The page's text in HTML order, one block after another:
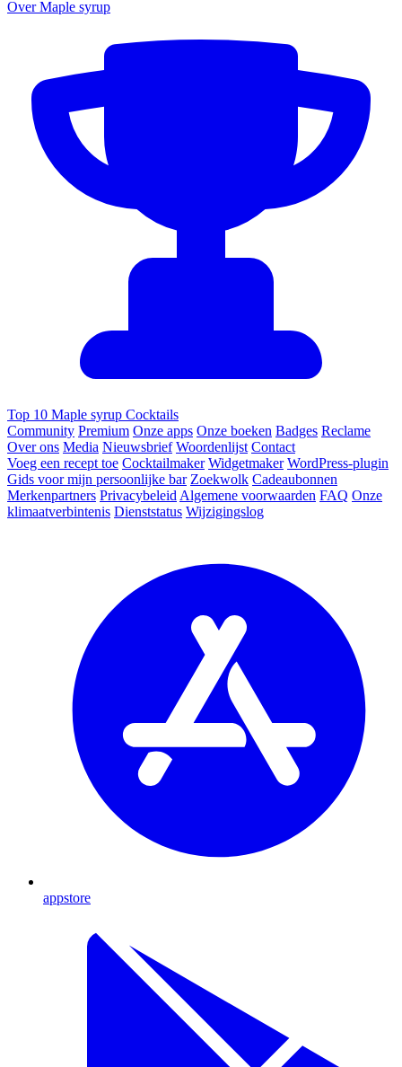
Over Maple syrup
Top 10 Maple syrup Cocktails
Community Premium Onze apps Onze boeken Badges Reclame
Over ons Media Nieuwsbrief Woordenlijst Contact
Voeg een recept toe Cocktailmaker Widgetmaker WordPress-plugin
Gids voor mijn persoonlijke bar Zoekwolk Cadeaubonnen
Merkenpartners Privacybeleid Algemene voorwaarden FAQ Onze
klimaatverbintenis Dienststatus Wijzigingslog
appstore